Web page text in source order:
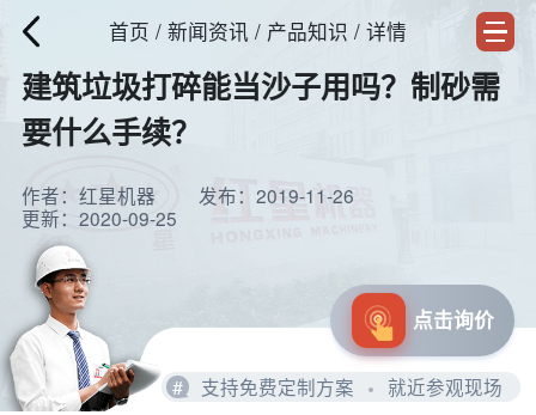
首页 / 新闻资讯 / 产品知识 / 详情
建筑垃圾打碎能当沙子用吗？制砂需
要什么手续？
作者：红星机器
发布：2019-11-26
更新：2020-09-25
点击询价
# 支持免费定制方案 就近参观现场